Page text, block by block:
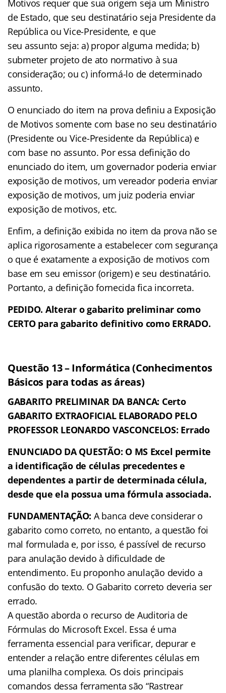
Motivos requer que sua origem seja um Ministro
de Estado, que seu destinatário seja Presidente da
República ou Vice-Presidente, e que
seu assunto seja: a) propor alguma medida; b)
submeter projeto de ato normativo à sua
consideração; ou c) informá-lo de determinado
assunto.
O enunciado do item na prova definiu a Exposição
de Motivos somente com base no seu destinatário
(Presidente ou Vice-Presidente da República) e
com base no assunto. Por essa definição do
enunciado do item, um governador poderia enviar
exposição de motivos, um vereador poderia enviar
exposição de motivos, um juiz poderia enviar
exposição de motivos, etc.
Enfim, a definição exibida no item da prova não se
aplica rigorosamente a estabelecer com segurança
o que é exatamente a exposição de motivos com
base em seu emissor (origem) e seu destinatário.
Portanto, a definição fornecida fica incorreta.
PEDIDO. Alterar o gabarito preliminar como
CERTO para gabarito definitivo como ERRADO.
Questão 13 – Informática (Conhecimentos
Básicos para todas as áreas)
GABARITO PRELIMINAR DA BANCA: Certo
GABARITO EXTRAOFICIAL ELABORADO PELO
PROFESSOR LEONARDO VASCONCELOS: Errado
ENUNCIADO DA QUESTÃO: O MS Excel permite
a identificação de células precedentes e
dependentes a partir de determinada célula,
desde que ela possua uma fórmula associada.
FUNDAMENTAÇÃO: A banca deve considerar o
gabarito como correto, no entanto, a questão foi
mal formulada e, por isso, é passível de recurso
para anulação devido à dificuldade de
entendimento. Eu proponho anulação devido a
confusão do texto. O Gabarito correto deveria ser
errado.
A questão aborda o recurso de Auditoria de
Fórmulas do Microsoft Excel. Essa é uma
ferramenta essencial para verificar, depurar e
entender a relação entre diferentes células em
uma planilha complexa. Os dois principais
comandos dessa ferramenta são “Rastrear